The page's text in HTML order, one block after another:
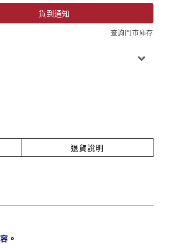
貨到通知
查詢門市庫存
退貨說明
。